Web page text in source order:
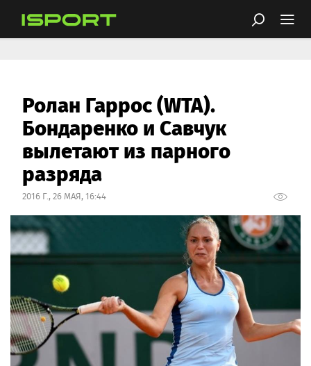
Ролан Гаррос (WTA).
Бондаренко и Савчук
вылетают из парного
разряда
2016 Г., 26 МАЯ, 16:44